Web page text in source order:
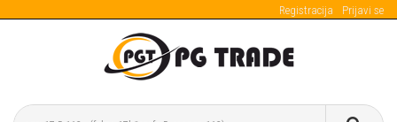
Registracija Prijavi se